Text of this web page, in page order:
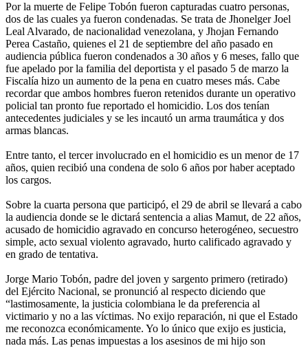
Por la muerte de Felipe Tobón fueron capturadas cuatro personas,
dos de las cuales ya fueron condenadas. Se trata de Jhonelger Joel
Leal Alvarado, de nacionalidad venezolana, y Jhojan Fernando
Perea Castaño, quienes el 21 de septiembre del año pasado en
audiencia pública fueron condenados a 30 años y 6 meses, fallo que
fue apelado por la familia del deportista y el pasado 5 de marzo la
Fiscalía hizo un aumento de la pena en cuatro meses más. Cabe
recordar que ambos hombres fueron retenidos durante un operativo
policial tan pronto fue reportado el homicidio. Los dos tenían
antecedentes judiciales y se les incautó un arma traumática y dos
armas blancas.
Entre tanto, el tercer involucrado en el homicidio es un menor de 17
años, quien recibió una condena de solo 6 años por haber aceptado
los cargos.
Sobre la cuarta persona que participó, el 29 de abril se llevará a cabo
la audiencia donde se le dictará sentencia a alias Mamut, de 22 años,
acusado de homicidio agravado en concurso heterogéneo, secuestro
simple, acto sexual violento agravado, hurto calificado agravado y
en grado de tentativa.
Jorge Mario Tobón, padre del joven y sargento primero (retirado)
del Ejército Nacional, se pronunció al respecto diciendo que
“lastimosamente, la justicia colombiana le da preferencia al
victimario y no a las víctimas. No exijo reparación, ni que el Estado
me reconozca económicamente. Yo lo único que exijo es justicia,
nada más. Las penas impuestas a los asesinos de mi hijo son